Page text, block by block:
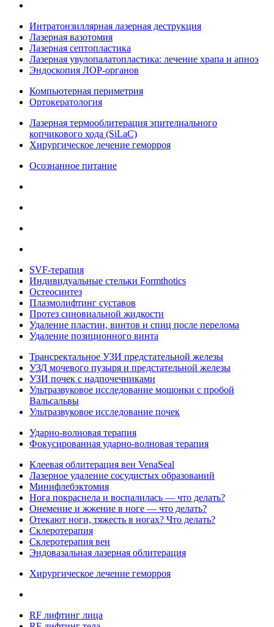
Интратонзиллярная лазерная деструкция
Лазерная вазотомия
Лазерная септопластика
Лазерная увулопалатопластика: лечение храпа и апноэ
Эндоскопия ЛОР-органов
Компьютерная периметрия
Ортокератология
Лазерная термооблитерация эпителиального
копчикового хода (SiLaC)
Хирургическое лечение геморроя
Осознанное питание
SVF-терапия
Индивидуальные стельки Formthotics
Остеосинтез
Плазмолифтинг суставов
Протез синовиальной жидкости
Удаление пластин, винтов и спиц после перелома
Удаление позиционного винта
Трансректальное УЗИ предстательной железы
УЗД мочевого пузыря и предстательной железы
УЗИ почек с надпочечниками
Ультразвуковое исследование мошонки с пробой
Вальсальвы
Ультразвуковое исследование почек
Ударно-волновая терапия
Фокусированная ударно-волновая терапия
Клеевая облитерация вен VenaSeal
Лазерное удаление сосудистых образований
Минифлебэктомия
Нога покраснела и воспалилась — что делать?
Онемение и жжение в ноге — что делать?
Отекают ноги, тяжесть в ногах? Что делать?
Склеротерапия
Склеротерапия вен
Эндовазальная лазерная облитерация
Хирургическое лечение геморроя
RF лифтинг лица